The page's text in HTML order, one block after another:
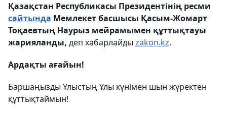
Қазақстан Республикасы Президентінің ресми
сайтында Мемлекет басшысы Қасым-Жомарт
Тоқаевтың Наурыз мейрамымен құттықтауы
жарияланды, деп хабарлайды zakon.kz.
Ардақты ағайын!
Баршаңызды Ұлыстың Ұлы күнімен шын жүректен
құттықтаймын!